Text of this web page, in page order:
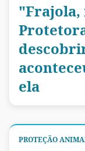
"Frajola,
ela
PROTEÇÃO